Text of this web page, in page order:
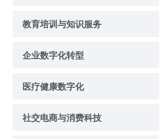
教育培训与知识服务
企业数字化转型
医疗健康数字化
社交电商与消费科技